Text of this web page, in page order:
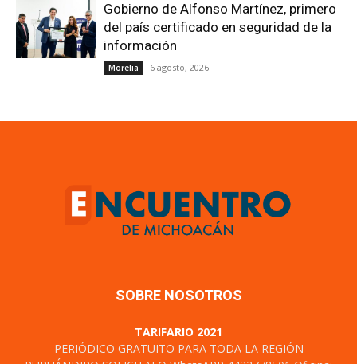
Gobierno de Alfonso Martínez, primero
del país certificado en seguridad de la
información
Morelia 6 agosto, 2026
SOBRE NOSOTROS
TARIFARIO 2021
PERIÓDICO GRATUITO PARA TODA LA REGIÓN